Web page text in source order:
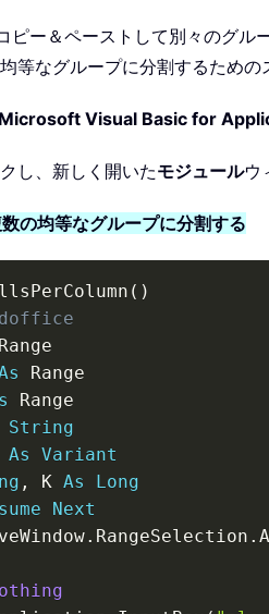
ピー＆ペーストして別々のグ
等なグループに分割するための
Microsoft Visual Basic for
し、新しく開いたモジュールウ
の均等なグループに分割する
( )
Range
Range
String
As
Variant
, K As
Long
Next
. RangeSelection .